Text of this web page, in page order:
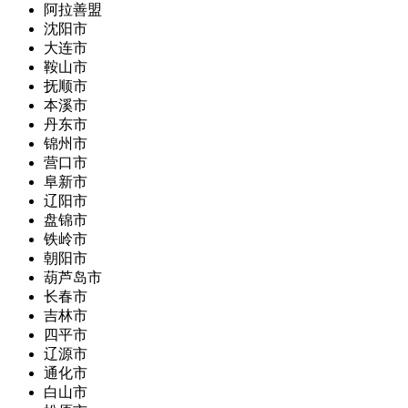
阿拉善盟
沈阳市
大连市
鞍山市
抚顺市
本溪市
丹东市
锦州市
营口市
阜新市
辽阳市
盘锦市
铁岭市
朝阳市
葫芦岛市
长春市
吉林市
四平市
辽源市
通化市
白山市